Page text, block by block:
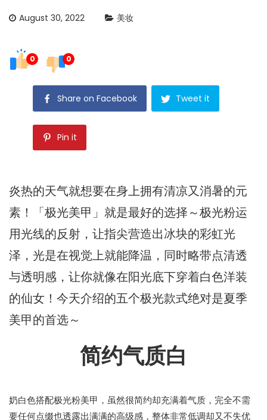
August 30, 2022 美妆
0 0
Share on Facebook Tweet it
Pin it
炎热的天气就想要在身上拥有清凉又消暑的元
素！「极光美甲」就是最好的选择～极光粉运
用光线的反射，让指尖营造出冰块的彩虹光
泽，光是在视觉上就能降温，同时略带点清透
与透明感，让你就像在阳光底下穿着白色洋装
的仙女！今天介绍的五个极光款式绝对是夏季
美甲的首选～
简约气质白
奶白色搭配极光粉美甲，虽然很简约却充满着气质，完全不需
要任何点缀也透露出满满的高级感，整体非常低调却又不失优